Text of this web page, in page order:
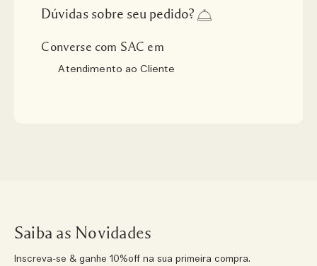
Dúvidas sobre seu pedido?
Converse com SAC em
Atendimento ao Cliente
Saiba as Novidades
Inscreva-se & ganhe 10%off na sua primeira compra.